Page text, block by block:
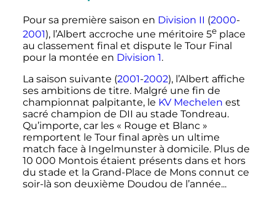
Pour sa première saison en Division II (2000-
2001), l’Albert accroche une méritoire 5e place
au classement final et dispute le Tour Final
pour la montée en Division 1.
La saison suivante (2001-2002), l’Albert affiche
ses ambitions de titre. Malgré une fin de
championnat palpitante, le KV Mechelen est
sacré champion de DII au stade Tondreau.
Qu’importe, car les « Rouge et Blanc »
remportent le Tour final après un ultime
match face à Ingelmunster à domicile. Plus de
10 000 Montois étaient présents dans et hors
du stade et la Grand-Place de Mons connut ce
soir-là son deuxième Doudou de l’année...